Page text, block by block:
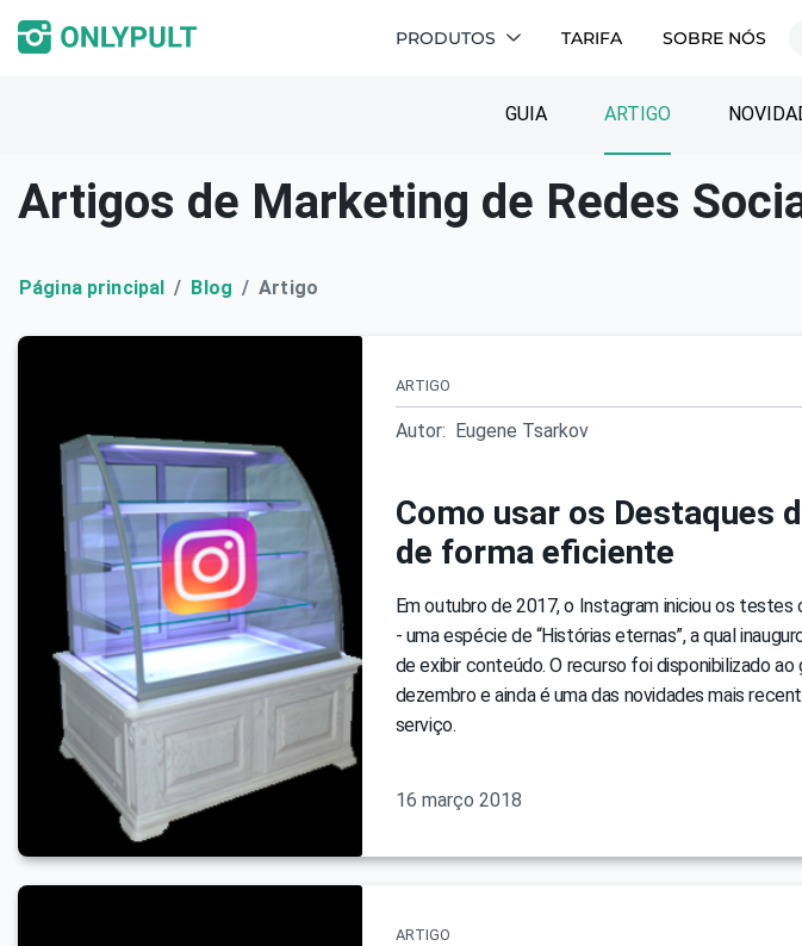
PRODUTOS TARIFA SOBRE NÓS
GUIA ARTIGO
Artigos de Marketing de Redes
Página principal Blog Artigo
ARTIGO
Autor: Eugene Tsarkov
Como usar os Destaques
de forma eficiente
Em outubro de 2017, o Instagram iniciou os
- uma espécie de “Histórias eternas”, a qual
de exibir conteúdo. O recurso foi disponibilizado ao
dezembro e ainda é uma das novidades mais
serviço.
16 março 2018
ARTIGO